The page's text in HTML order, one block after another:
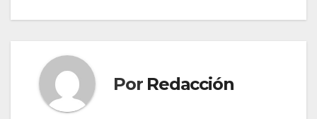
k
Por Redacción